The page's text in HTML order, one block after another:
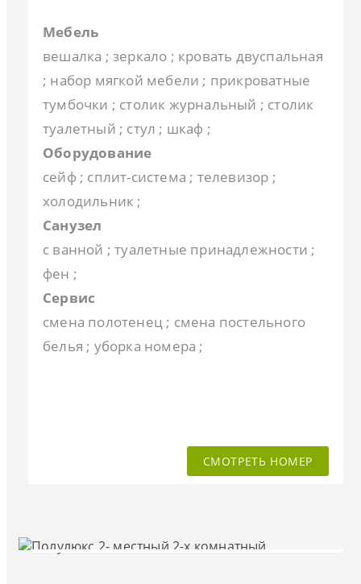
Мебель
вешалка ; зеркало ; кровать двуспальная
; набор мягкой мебели ; прикроватные
тумбочки ; столик журнальный ; столик
туалетный ; стул ; шкаф ;
Оборудование
сейф ; сплит-система ; телевизор ;
холодильник ;
Санузел
с ванной ; туалетные принадлежности ;
фен ;
Сервис
смена полотенец ; смена постельного
белья ; уборка номера ;
СМОТРЕТЬ НОМЕР